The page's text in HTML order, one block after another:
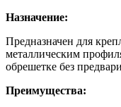
Назначение:
Предназначен для
металлическим
обрешетке без
Преимущества: